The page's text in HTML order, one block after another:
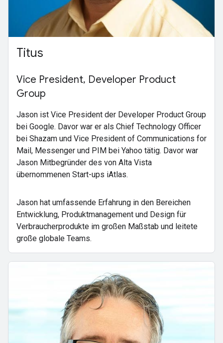
Titus
Vice President, Developer Product
Group
Jason ist Vice President der Developer Product Group
bei Google. Davor war er als Chief Technology Officer
bei Shazam und Vice President of Communications for
Mail, Messenger und PIM bei Yahoo tätig. Davor war
Jason Mitbegründer des von Alta Vista
übernommenen Start-ups iAtlas.
Jason hat umfassende Erfahrung in den Bereichen
Entwicklung, Produktmanagement und Design für
Verbraucherprodukte im großen Maßstab und leitete
große globale Teams.